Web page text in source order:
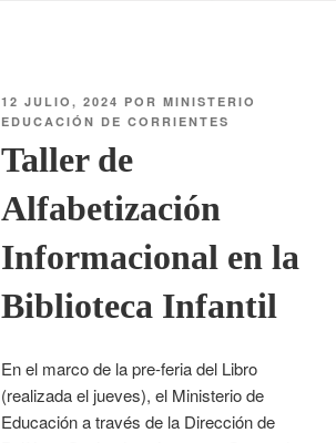
12 JULIO, 2024 PORMINISTERIO
EDUCACIÓN DE CORRIENTES
Taller de
Alfabetización
Informacional en la
Biblioteca Infantil
En el marco de la pre-feria del Libro
(realizada el jueves), el Ministerio de
Educación a través de la Dirección de